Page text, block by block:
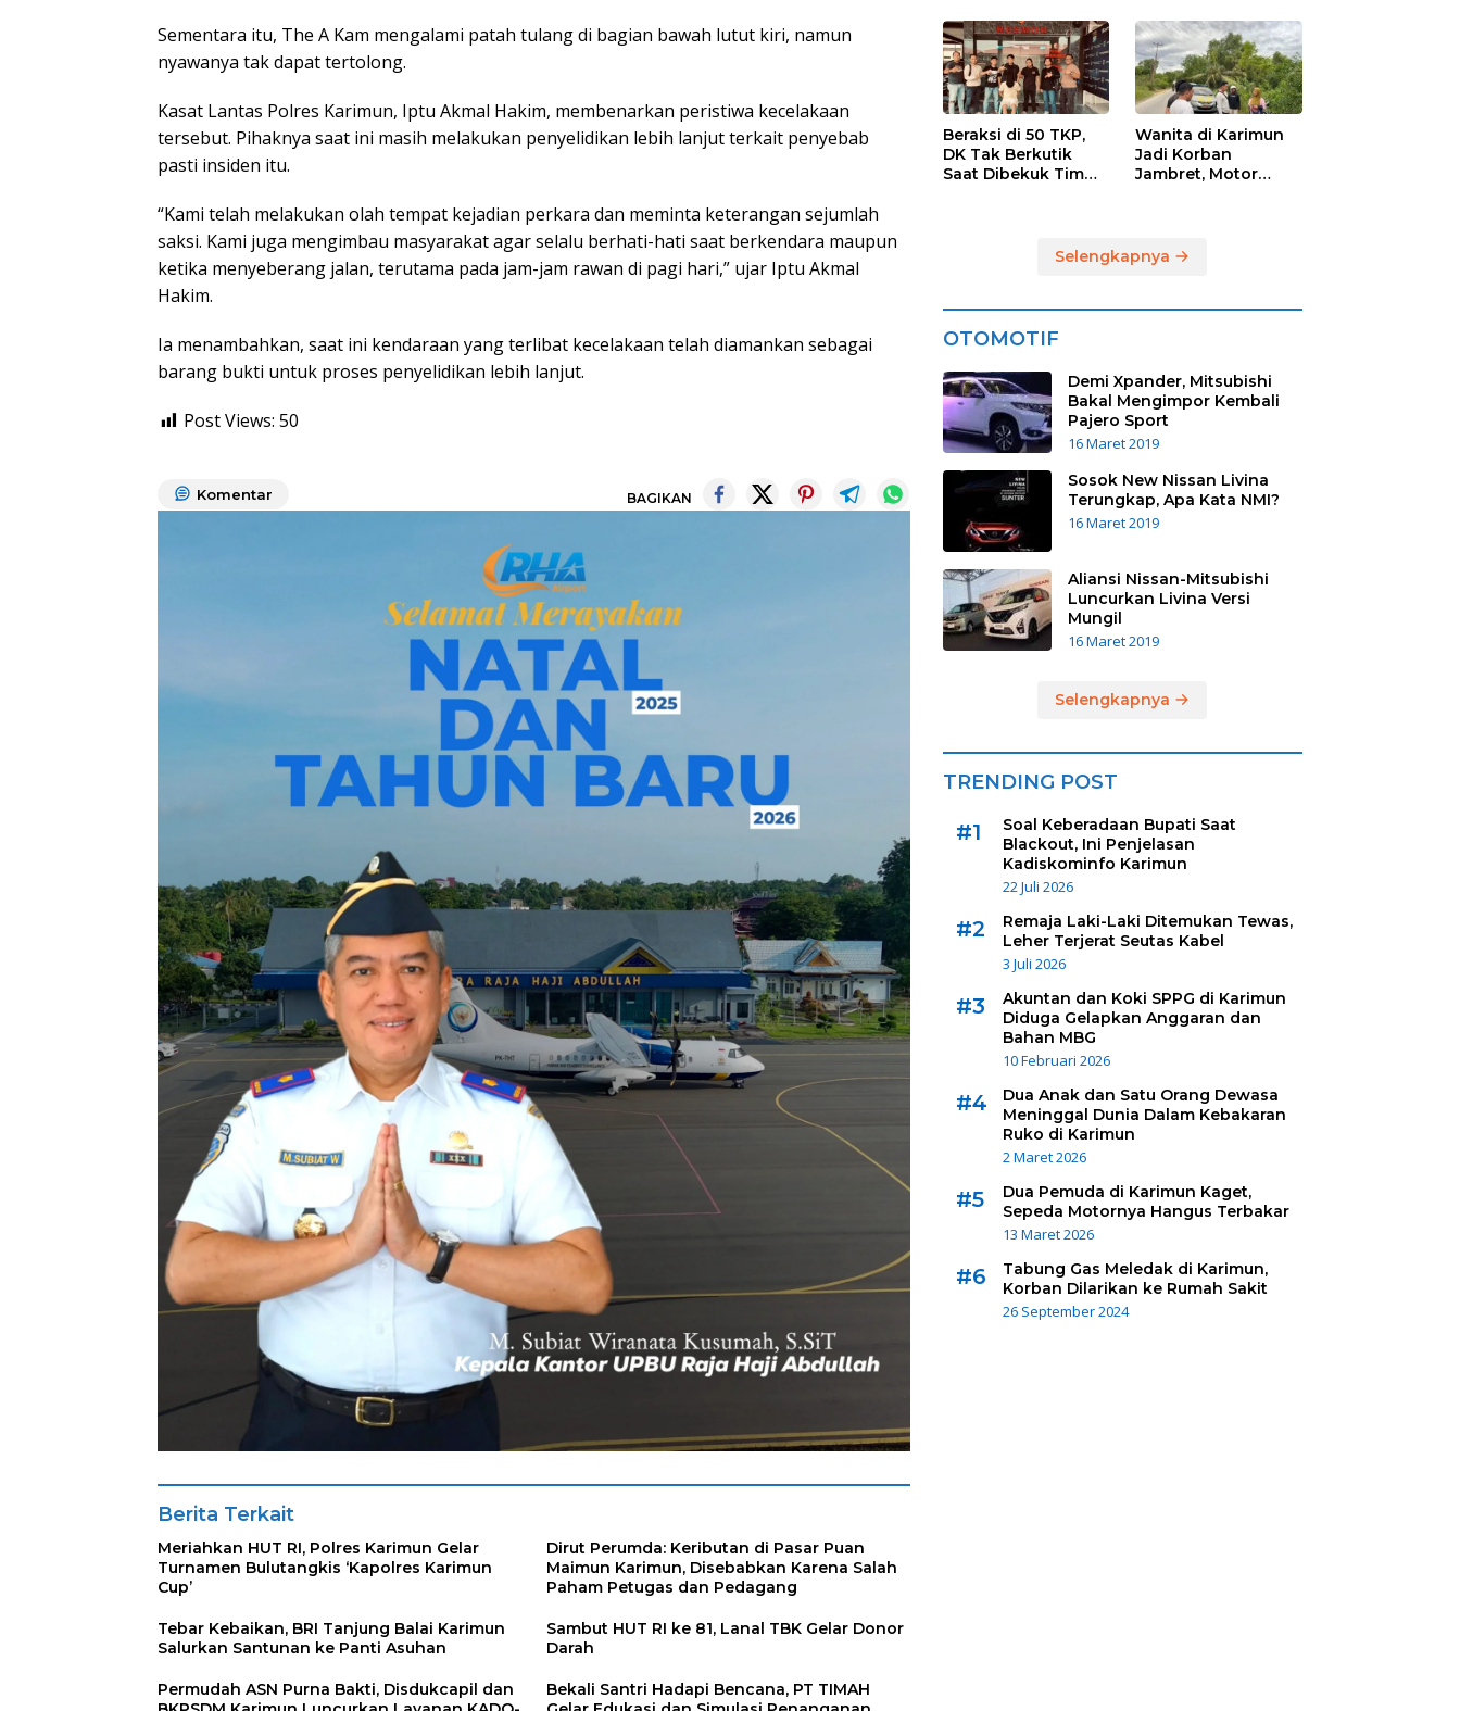
Sementara itu, The A Kam mengalami patah tulang di bagian bawah lutut kiri, namun
nyawanya tak dapat tertolong.
Kasat Lantas Polres Karimun, Iptu Akmal Hakim, membenarkan peristiwa kecelakaan
tersebut. Pihaknya saat ini masih melakukan penyelidikan lebih lanjut terkait penyebab
pasti insiden itu.
“Kami telah melakukan olah tempat kejadian perkara dan meminta keterangan sejumlah
saksi. Kami juga mengimbau masyarakat agar selalu berhati-hati saat berkendara maupun
ketika menyeberang jalan, terutama pada jam-jam rawan di pagi hari,” ujar Iptu Akmal
Hakim.
Ia menambahkan, saat ini kendaraan yang terlibat kecelakaan telah diamankan sebagai
barang bukti untuk proses penyelidikan lebih lanjut.
Post Views: 50
Komentar BAGIKAN
Berita Terkait
Meriahkan HUT RI, Polres Karimun Gelar
Turnamen Bulutangkis ‘Kapolres Karimun
Cup’
Dirut Perumda: Keributan di Pasar Puan
Maimun Karimun, Disebabkan Karena Salah
Paham Petugas dan Pedagang
Tebar Kebaikan, BRI Tanjung Balai Karimun
Salurkan Santunan ke Panti Asuhan
Sambut HUT RI ke 81, Lanal TBK Gelar Donor
Darah
Permudah ASN Purna Bakti, Disdukcapil dan
Bekali Santri Hadapi Bencana, PT TIMAH
Karimun, Dua
Tersangka
Diamankan
Beraksi di 50 TKP,
DK Tak Berkutik
Saat Dibekuk Tim
Wanita di Karimun
Jadi Korban
Jambret, Motor
Selengkapnya
OTOMOTIF
Demi Xpander, Mitsubishi
Bakal Mengimpor Kembali
Pajero Sport
16 Maret 2019
Sosok New Nissan Livina
Terungkap, Apa Kata NMI?
16 Maret 2019
Aliansi Nissan-Mitsubishi
Luncurkan Livina Versi
Mungil
16 Maret 2019
Selengkapnya
TRENDING POST
#1
Soal Keberadaan Bupati Saat
Blackout, Ini Penjelasan
Kadiskominfo Karimun
22 Juli 2026
#2
Remaja Laki-Laki Ditemukan Tewas,
Leher Terjerat Seutas Kabel
3 Juli 2026
#3
Akuntan dan Koki SPPG di Karimun
Diduga Gelapkan Anggaran dan
Bahan MBG
10 Februari 2026
#4
Dua Anak dan Satu Orang Dewasa
Meninggal Dunia Dalam Kebakaran
Ruko di Karimun
2 Maret 2026
#5
Dua Pemuda di Karimun Kaget,
Sepeda Motornya Hangus Terbakar
13 Maret 2026
#6
Tabung Gas Meledak di Karimun,
Korban Dilarikan ke Rumah Sakit
26 September 2024